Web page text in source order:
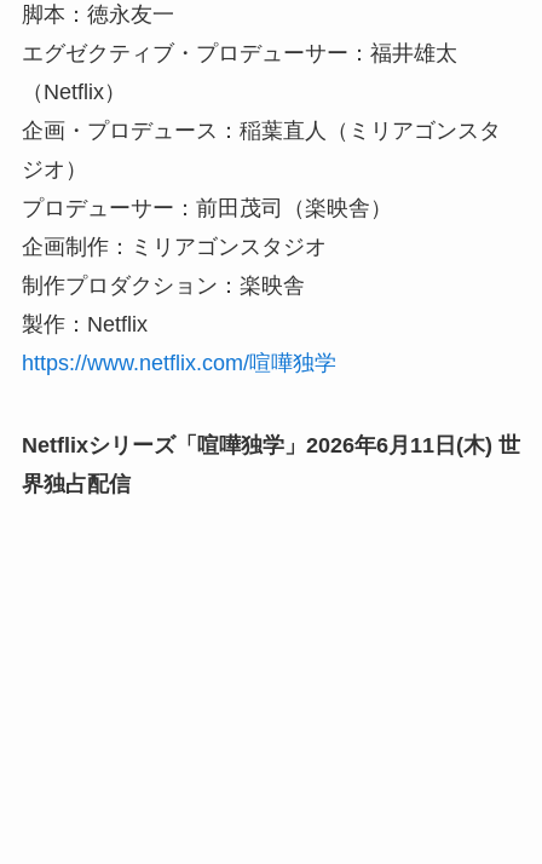
脚本：徳永友一
エグゼクティブ・プロデューサー：福井雄太
（Netflix）
企画・プロデュース：稲葉直人（ミリアゴンスタ
ジオ）
プロデューサー：前田茂司（楽映舎）
企画制作：ミリアゴンスタジオ
制作プロダクション：楽映舎
製作：Netflix
https://www.netflix.com/喧嘩独学
Netflixシリーズ「喧嘩独学」2026年6月11日(木) 世
界独占配信